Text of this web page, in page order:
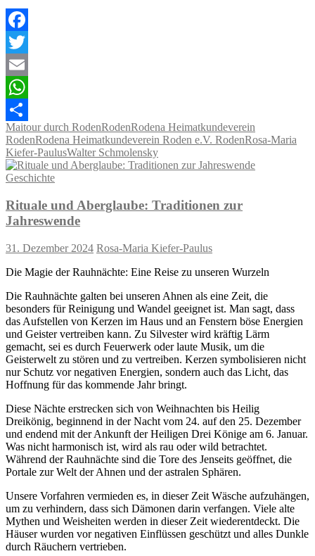
Facebook
Twitter
Email
WhatsApp
Teilen
Maitour durch RodenRodenRodena Heimatkundeverein
RodenRodena Heimatkundeverein Roden e.V. RodenRosa-Maria
Kiefer-PaulusWalter Schmolensky
Geschichte
Rituale und Aberglaube: Traditionen zur
Jahreswende
31. Dezember 2024 Rosa-Maria Kiefer-Paulus
Die Magie der Rauhnächte: Eine Reise zu unseren Wurzeln
Die Rauhnächte galten bei unseren Ahnen als eine Zeit, die
besonders für Reinigung und Wandel geeignet ist. Man sagt, dass
das Aufstellen von Kerzen im Haus und an Fenstern böse Energien
und Geister vertreiben kann. Zu Silvester wird kräftig Lärm
gemacht, sei es durch Feuerwerk oder laute Musik, um die
Geisterwelt zu stören und zu vertreiben. Kerzen symbolisieren nicht
nur Schutz vor negativen Energien, sondern auch das Licht, das
Hoffnung für das kommende Jahr bringt.
Diese Nächte erstrecken sich von Weihnachten bis Heilig
Dreikönig, beginnend in der Nacht vom 24. auf den 25. Dezember
und endend mit der Ankunft der Heiligen Drei Könige am 6. Januar.
Was nicht harmonisch ist, wird als rau oder wild betrachtet.
Während der Rauhnächte sind die Tore des Jenseits geöffnet, die
Portale zur Welt der Ahnen und der astralen Sphären.
Unsere Vorfahren vermieden es, in dieser Zeit Wäsche aufzuhängen,
um zu verhindern, dass sich Dämonen darin verfangen. Viele alte
Mythen und Weisheiten werden in dieser Zeit wiederentdeckt. Die
Häuser wurden vor negativen Einflüssen geschützt und alles Dunkle
durch Räuchern vertrieben.